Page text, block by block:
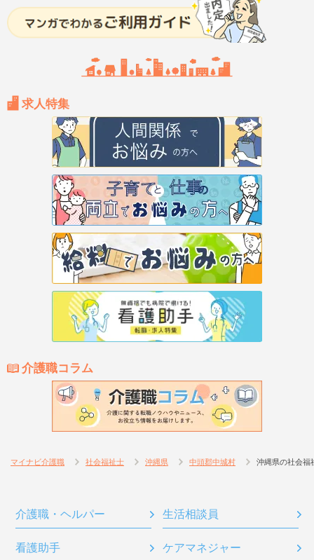
求人特集
介護職コラム
マイナビ介護職 社会福祉士 沖縄県 中頭郡中城村 沖縄県の社会福
介護職・ヘルパー 生活相談員
看護助手 ケアマネジャー